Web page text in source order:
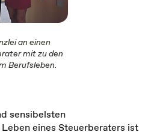
an einen
mit zu den
Berufsleben.
sensibelsten
eines Steuerberaters ist